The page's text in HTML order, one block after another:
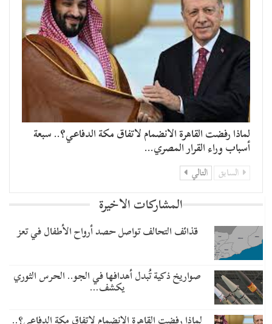
لماذا رفضت القاهرة الانضمام لاتفاق مكة الدفاعي؟.. سبعة
أسباب وراء القرار المصري…
السابق التالي
المشاركات الاخيرة
قذائف التحالف تواصل حصد أرواح الأطفال في تعز
صواريخ ذكية تُبدل أهدافها في الجو.. الحرس الثوري
يكشف…